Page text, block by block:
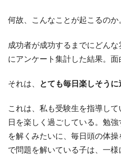
何故、こんなことが起こるのか
成功者が成功するまでにどん
にアンケート集計した結果。面
それは、 とても毎日楽しそうに
これは、私も受験生を指導し
日を楽しく過ごしている。勉
を解くみたいに、毎日頭の体
で問題を解いている子は、一様